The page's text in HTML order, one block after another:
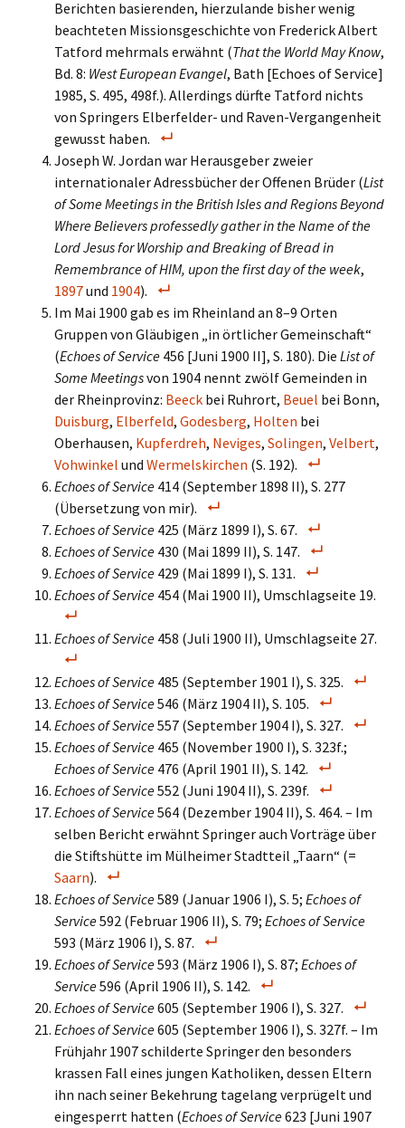
Berichten basierenden, hierzulande bisher wenig
beachteten Missionsgeschichte von Frederick Albert
Tatford mehrmals erwähnt (That the World May Know,
Bd. 8: West European Evangel, Bath [Echoes of Service]
1985, S. 495, 498f.). Allerdings dürfte Tatford nichts
von Springers Elberfelder- und Raven-Vergangenheit
gewusst haben.
Joseph W. Jordan war Herausgeber zweier
internationaler Adressbücher der Offenen Brüder (List
of Some Meetings in the British Isles and Regions Beyond
Where Believers professedly gather in the Name of the
Lord Jesus for Worship and Breaking of Bread in
Remembrance of HIM, upon the first day of the week,
1897und 1904).
Im Mai 1900 gab es im Rheinland an 8–9 Orten
Gruppen von Gläubigen „in örtlicher Gemeinschaft“
(Echoes of Service 456 [Juni 1900 II], S. 180). Die List of
Some Meetingsvon 1904 nennt zwölf Gemeinden in
der Rheinprovinz: Beeck bei Ruhrort, Beuel bei Bonn,
Duisburg, Elberfeld, Godesberg, Holten bei
Oberhausen, Kupferdreh, Neviges, Solingen, Velbert,
Vohwinkel und Wermelskirchen (S. 192).
Echoes of Service 414 (September 1898 II), S. 277
(Übersetzung von mir).
Echoes of Service 425 (März 1899 I), S. 67.
Echoes of Service 430 (Mai 1899 II), S. 147.
Echoes of Service 429 (Mai 1899 I), S. 131.
Echoes of Service 454 (Mai 1900 II), Umschlagseite 19.
Echoes of Service 458 (Juli 1900 II), Umschlagseite 27.
Echoes of Service 485 (September 1901 I), S. 325.
Echoes of Service546 (März 1904 II), S. 105.
Echoes of Service557 (September 1904 I), S. 327.
Echoes of Service 465 (November 1900 I), S. 323f.;
Echoes of Service 476 (April 1901 II), S. 142.
Echoes of Service552 (Juni 1904 II), S. 239f.
Echoes of Service564 (Dezember 1904 II), S. 464. – Im
selben Bericht erwähnt Springer auch Vorträge über
die Stiftshütte im Mülheimer Stadtteil „Taarn“ (=
Saarn).
Echoes of Service589 (Januar 1906 I), S. 5; Echoes of
Service592 (Februar 1906 II), S. 79; Echoes of Service
593 (März 1906 I), S. 87.
Echoes of Service593 (März 1906 I), S. 87; Echoes of
Service596 (April 1906 II), S. 142.
Echoes of Service605 (September 1906 I), S. 327.
Echoes of Service605 (September 1906 I), S. 327f. – Im
Frühjahr 1907 schilderte Springer den besonders
krassen Fall eines jungen Katholiken, dessen Eltern
ihn nach seiner Bekehrung tagelang verprügelt und
eingesperrt hatten (Echoes of Service623 [Juni 1907